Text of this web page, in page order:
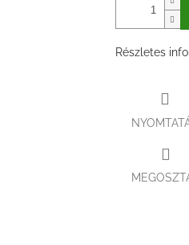
Részletes